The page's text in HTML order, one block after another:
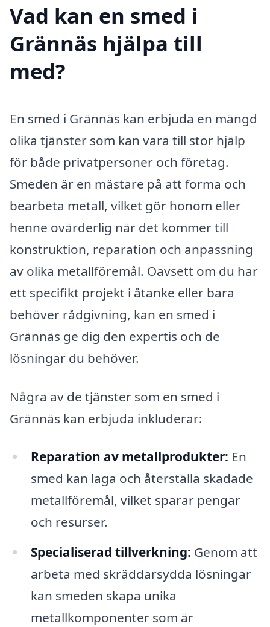
Vad kan en smed i
Grännäs hjälpa till
med?
En smed i Grännäs kan erbjuda en mängd
olika tjänster som kan vara till stor hjälp
för både privatpersoner och företag.
Smeden är en mästare på att forma och
bearbeta metall, vilket gör honom eller
henne ovärderlig när det kommer till
konstruktion, reparation och anpassning
av olika metallföremål. Oavsett om du har
ett specifikt projekt i åtanke eller bara
behöver rådgivning, kan en smed i
Grännäs ge dig den expertis och de
lösningar du behöver.
Några av de tjänster som en smed i
Grännäs kan erbjuda inkluderar:
Reparation av metallprodukter: En
smed kan laga och återställa skadade
metallföremål, vilket sparar pengar
och resurser.
Specialiserad tillverkning: Genom att
arbeta med skräddarsydda lösningar
kan smeden skapa unika
metallkomponenter som är